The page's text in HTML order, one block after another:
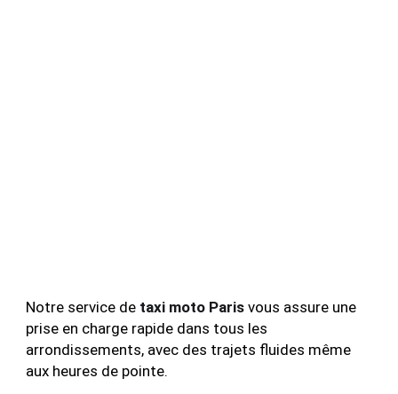
Notre service de taxi moto Paris vous assure une
prise en charge rapide dans tous les
arrondissements, avec des trajets fluides même
aux heures de pointe.